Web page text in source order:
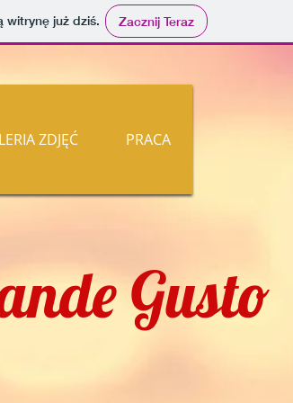
witrynę już dziś. Zacznij Teraz
ZDJĘĆ PRACA
Gusto